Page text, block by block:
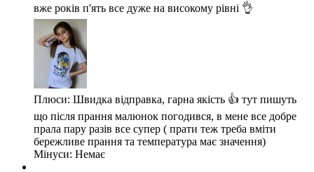
вже років п'ять все дуже на високому рівні 👌
Плюси: Швидка відправка, гарна якість 👍 тут пишуть
що після прання малюнок погодився, в мене все добре
прала пару разів все супер ( прати теж треба вміти
бережливе прання та температура має значення)
Мінуси: Немає